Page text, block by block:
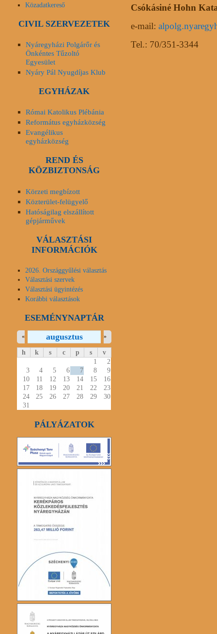
Csókásiné Hohn
e-mail:
Tel.: 70/351-3344
Közadatkereső
CIVIL SZERVEZETEK
Nyáregyházi Polgárőr és
Önkéntes Tűzoltó
Egyesület
Nyáry Pál Nyugdíjas Klub
EGYHÁZAK
Római Katolikus Plébánia
Református egyházközség
Evangélikus
egyházközség
REND ÉS
KÖZBIZTONSÁG
Körzeti megbízott
Közterület-felügyelő
Hatóságilag elszállított
gépjárművek
VÁLASZTÁSI
INFORMÁCIÓK
2026. Országgyűlési választás
Választási szervek
Választási ügyintézés
Korábbi választások
ESEMÉNYNAPTÁR
augusztus
« »
h k s c p s
v
1
2
3
4 5 6 7 8
9
10
11 12 13 14 15
16
17
18 19 20 21 22
23
24
25 26 27 28 29
30
31
PÁLYÁZATOK